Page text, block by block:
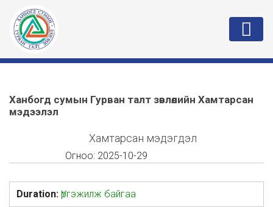
Ханбогд сумын Гурван талт зөвлөлийн Хамтарсан
мэдээлэл
Хамтарсан мэдэгдэл
Огноо: 2025-10-29
Duration: Үргэжилж байгаа